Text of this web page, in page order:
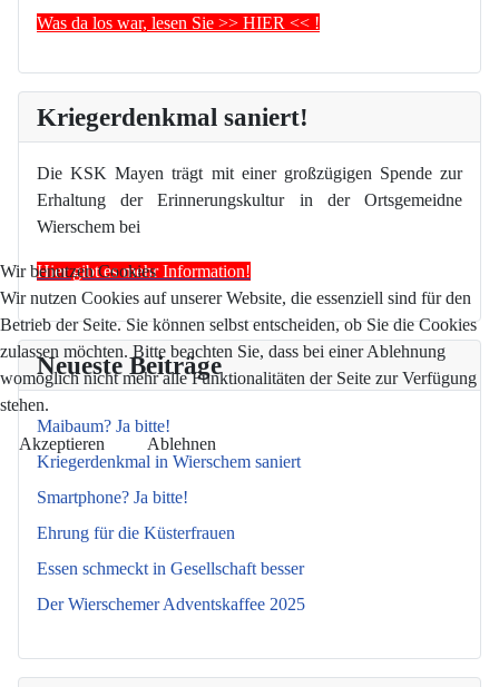
Was da los war, lesen Sie >> HIER << !
Kriegerdenkmal saniert!
Die KSK Mayen trägt mit einer großzügigen Spende zur
Erhaltung der Erinnerungskultur in der Ortsgemeidne
Wierschem bei
Hier gibt es mehr Information!
Neueste Beiträge
Maibaum? Ja bitte!
Kriegerdenkmal in Wierschem saniert
Smartphone? Ja bitte!
Ehrung für die Küsterfrauen
Essen schmeckt in Gesellschaft besser
Der Wierschemer Adventskaffee 2025
Wir benutzen Cookies
Wir nutzen Cookies auf unserer Website, die essenziell sind für den
Betrieb der Seite. Sie können selbst entscheiden, ob Sie die Cookies
zulassen möchten. Bitte beachten Sie, dass bei einer Ablehnung
womöglich nicht mehr alle Funktionalitäten der Seite zur Verfügung
stehen.
Akzeptieren Ablehnen